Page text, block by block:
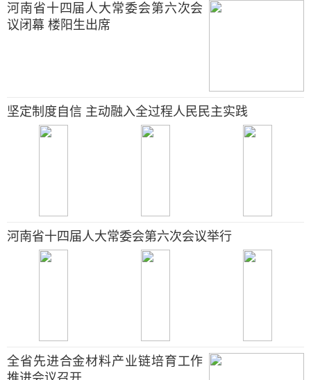
河南省十四届人大常委会第六次会
议闭幕 楼阳生出席
坚定制度自信 主动融入全过程人民民主实践
河南省十四届人大常委会第六次会议举行
全省先进合金材料产业链培育工作